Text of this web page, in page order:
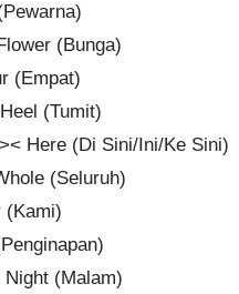
(Bunga)
(Empat)
(Tumit)
Here (Di Sini/Ini/Ke Sini)
(Seluruh)
(Kami)
(Malam)